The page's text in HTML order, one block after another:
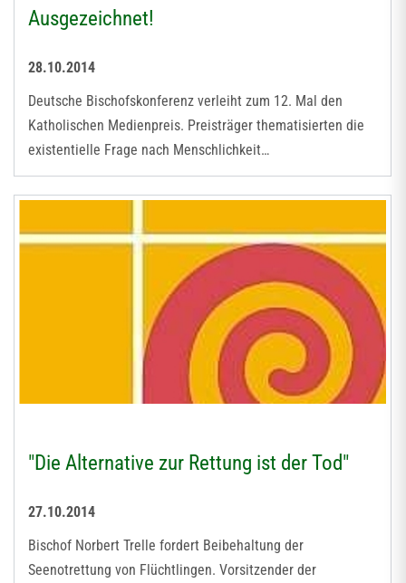
Ausgezeichnet!
28.10.2014
Deutsche Bischofskonferenz verleiht zum 12. Mal den
Katholischen Medienpreis. Preisträger thematisierten die
existentielle Frage nach Menschlichkeit…
"Die Alternative zur Rettung ist der Tod"
27.10.2014
Bischof Norbert Trelle fordert Beibehaltung der
Seenotrettung von Flüchtlingen. Vorsitzender der